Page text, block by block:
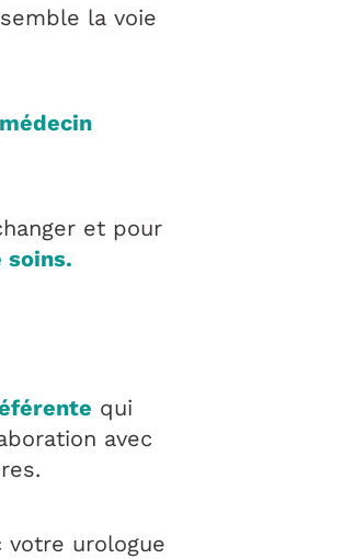
la voie
et pour
soins.
qui
avec
votre urologue